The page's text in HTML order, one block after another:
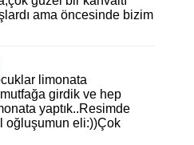
ama öncesinde bizim
limonata
girdik ve hep
yaptık..Resimde
oğluşumun eli:))Çok